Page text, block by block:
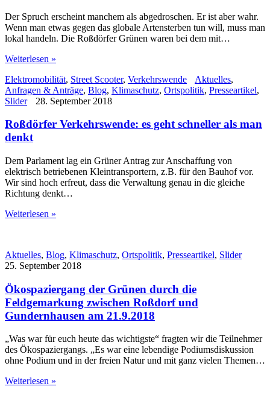
Der Spruch erscheint manchem als abgedroschen. Er ist aber wahr.
Wenn man etwas gegen das globale Artensterben tun will, muss man
lokal handeln. Die Roßdörfer Grünen waren bei dem mit…
Weiterlesen »
Elektromobilität, Street Scooter, Verkehrswende Aktuelles,
Anfragen & Anträge, Blog, Klimaschutz, Ortspolitik, Presseartikel,
Slider
28. September 2018
Roßdörfer Verkehrswende: es geht schneller als man
denkt
Dem Parlament lag ein Grüner Antrag zur Anschaffung von
elektrisch betriebenen Kleintransportern, z.B. für den Bauhof vor.
Wir sind hoch erfreut, dass die Verwaltung genau in die gleiche
Richtung denkt…
Weiterlesen »
Aktuelles, Blog, Klimaschutz, Ortspolitik, Presseartikel, Slider
25. September 2018
Ökospaziergang der Grünen durch die
Feldgemarkung zwischen Roßdorf und
Gundernhausen am 21.9.2018
„Was war für euch heute das wichtigste“ fragten wir die Teilnehmer
des Ökospaziergangs. „Es war eine lebendige Podiumsdiskussion
ohne Podium und in der freien Natur und mit ganz vielen Themen…
Weiterlesen »